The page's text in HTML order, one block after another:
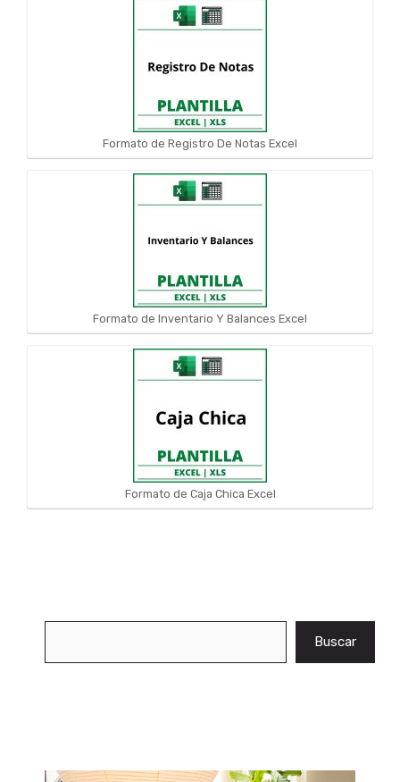
Formato de Registro De Notas Excel
Formato de Inventario Y Balances Excel
Formato de Caja Chica Excel
Buscar